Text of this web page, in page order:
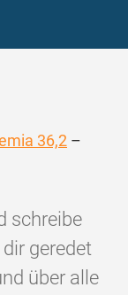
36,2 –
schreibe
geredet
über alle